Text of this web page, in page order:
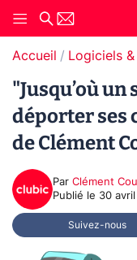
Accueil Logiciels
"Jusqu’où
déporter ses
de Clément
Par Clément
Publié le 30
Suivez-nous